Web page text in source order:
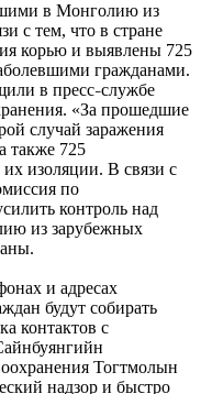
в Монголию из
с тем, что в стране
корью и выявлены 725
гражданами.
в пресс–службе
«За прошедшие
случай заражения
также 725
изоляции. В связи с
по
контроль над
из зарубежных
и адресах
будут собирать
контактов с
Тогтмолын
надзор и быстро